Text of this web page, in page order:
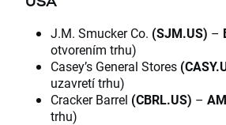
J.M. Smucker Co. (SJM.US) –
otvorením trhu)
Casey’s General Stores
uzavretí trhu)
Cracker Barrel (CBRL.US) –
trhu)